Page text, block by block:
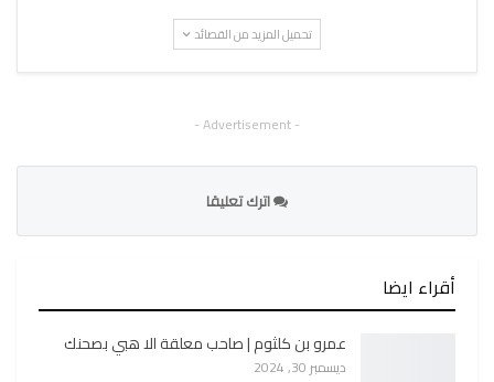
تحميل المزيد من القصائد
- Advertisement -
اترك تعليقا
أقراء ايضا
عمرو بن كلثوم | صاحب معلقة الا هبي بصحنك
ديسمبر 30, 2024